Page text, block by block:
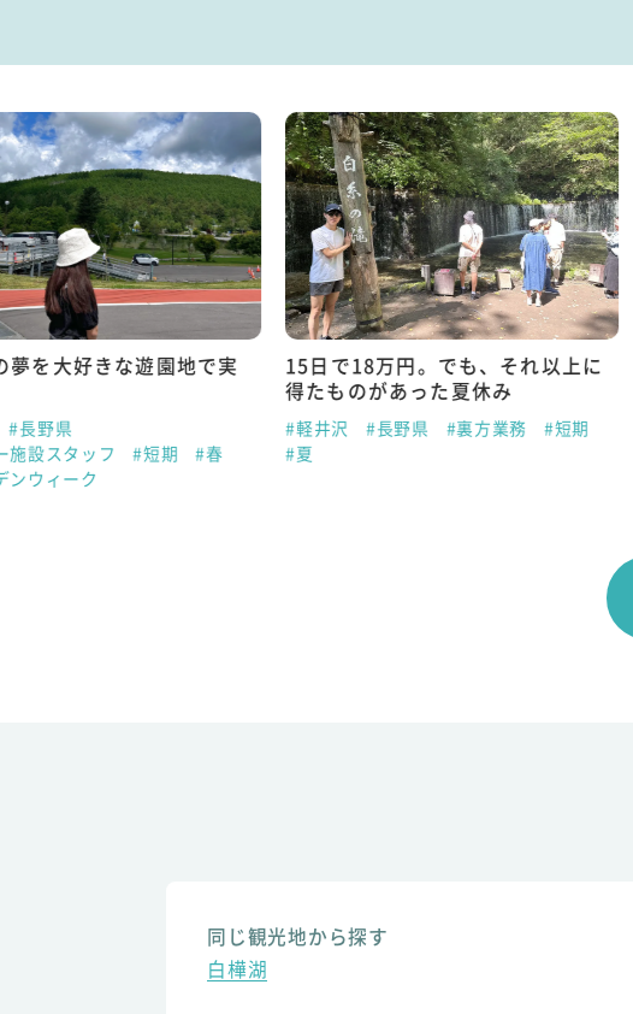
夢を大好きな遊園地で実
#長野県
施設スタッフ
#短期
#春
ンウィーク
15日で18万円。でも、それ以上に
得たものがあった夏休み
#軽井沢 #長野県 #裏方業務
#短期
#夏
同じ観光地から探す
白樺湖